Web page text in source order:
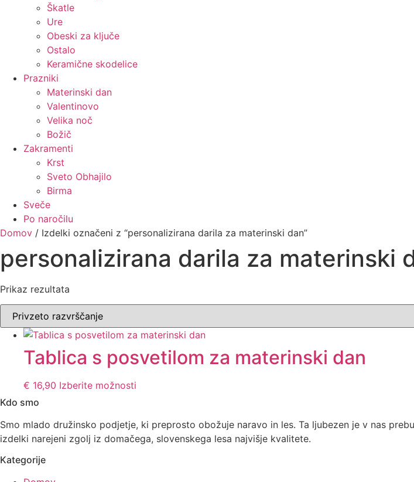
Škatle
Ure
Obeski za ključe
Ostalo
Keramične skodelice
Prazniki
Materinski dan
Valentinovo
Velika noč
Božič
Zakramenti
Krst
Sveto Obhajilo
Birma
Sveče
Po naročilu
Domov / Izdelki označeni z “personalizirana darila za materinski dan”
personalizirana darila za materinski
Prikaz rezultata
Tablica s posvetilom za materinski dan
€ 16,90 Izberite možnosti
Kdo smo
Smo mlado družinsko podjetje, ki preprosto obožuje naravo in les. Ta ljubezen je v nas
izdelki narejeni zgolj iz domačega, slovenskega lesa najvišje kvalitete.
Kategorije